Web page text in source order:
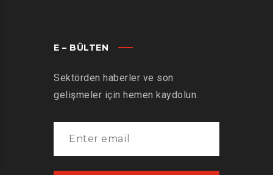
E – BÜLTEN
Sektörden haberler ve son
gelişmeler için hemen kaydolun.